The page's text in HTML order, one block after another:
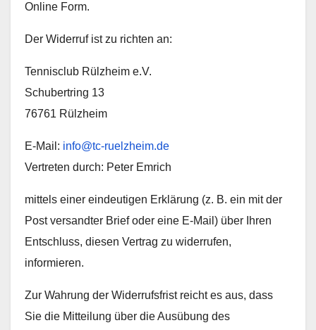
Online Form.
Der Widerruf ist zu richten an:
Tennisclub Rülzheim e.V.
Schubertring 13
76761 Rülzheim
E-Mail: info@tc-ruelzheim.de
Vertreten durch: Peter Emrich
mittels einer eindeutigen Erklärung (z. B. ein mit der
Post versandter Brief oder eine E-Mail) über Ihren
Entschluss, diesen Vertrag zu widerrufen,
informieren.
Zur Wahrung der Widerrufsfrist reicht es aus, dass
Sie die Mitteilung über die Ausübung des